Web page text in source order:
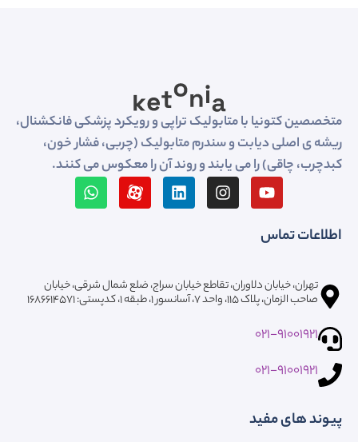
متخصصین کتونیا با متابولیک تراپی و رویکرد پزشکی فانکشنال،
ریشه ی اصلی دیابت و سندرم متابولیک (چربی، فشار خون،
کبدچرب، چاقی) را می یابند و روند آن را معکوس می کنند.
اطلاعات تماس
تهران، خیابان دلاوران، تقاطع خیابان سراج، ضلع شمال شرقی، خیابان
صاحب الزمان، پلاک ۱۱۵، واحد ۷، آسانسور ۱، طبقه 1، کدپستی: ۱۶۸۶۶۱۴۵۷۱
021-91001921
021-91001921
پیوند های مفید